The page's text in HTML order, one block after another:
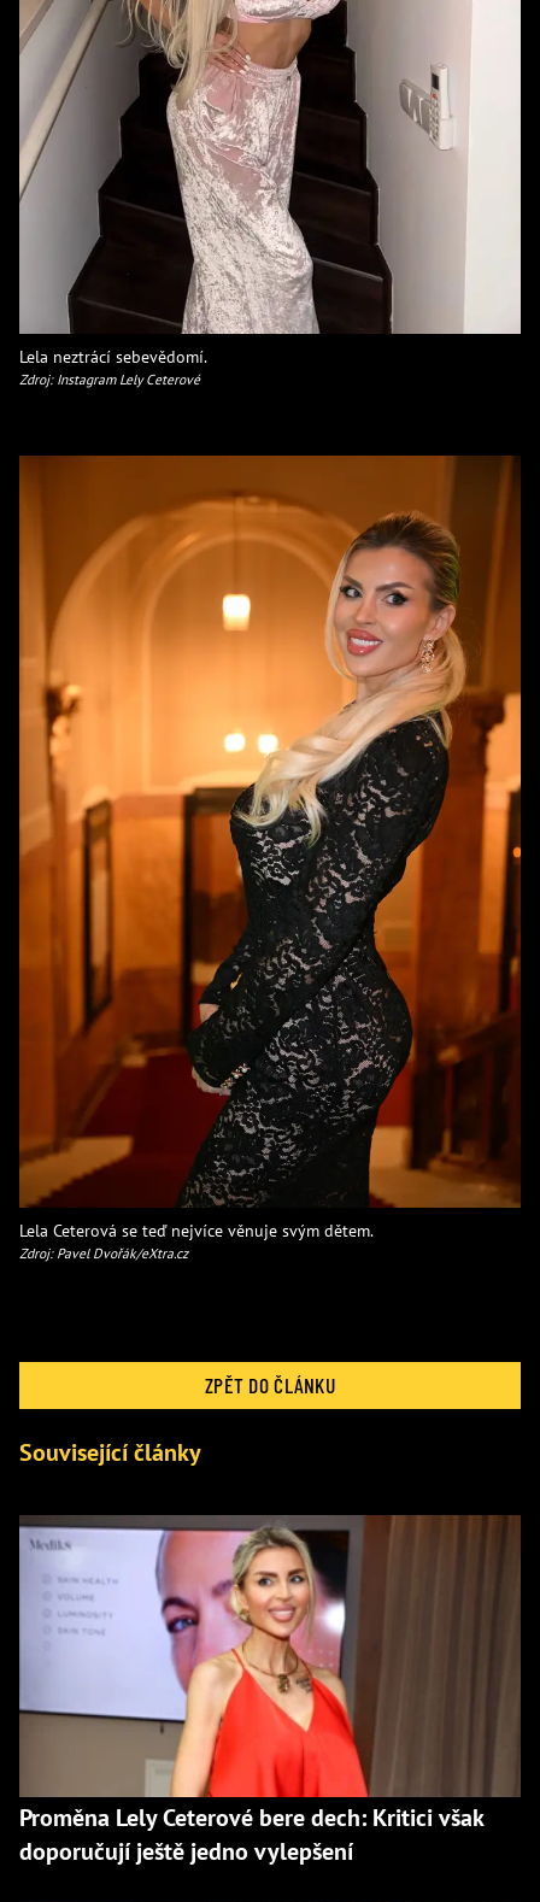
Lela neztrácí sebevědomí.
Zdroj: Instagram Lely Ceterové
Lela Ceterová se teď nejvíce věnuje svým dětem.
Zdroj: Pavel Dvořák/eXtra.cz
ZPĚT DO ČLÁNKU
Související články
Proměna Lely Ceterové bere dech: Kritici však
doporučují ještě jedno vylepšení